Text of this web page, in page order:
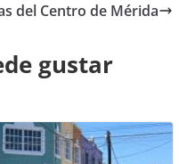
del Centro de Mérida
gustar